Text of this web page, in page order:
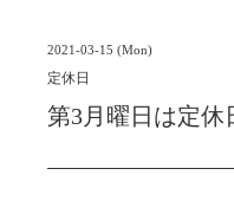
2021-03-15 (Mon)
定休日
第3月曜日は定休